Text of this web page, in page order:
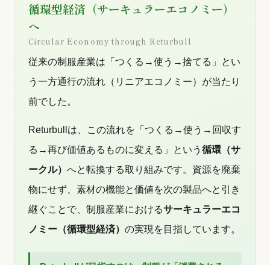
循環型経済（サーキュラーエコノミー）
へ
Circular Economy through Returbull
従来の制服産業は「つくる→使う→捨てる」とい
う一方通行の流れ（リニアエコノミー）が当たり
前でした。
Returbullは、この流れを「つくる→使う→回収す
る→再び価値あるものに変える」という 循環（サ
ークル） へと転換する取り組みです。資源を廃棄
物にせず、素材の機能と価値を次の製品へと引き
継ぐことで、制服産業におけるサーキュラーエコ
ノミー（循環型経済） の実現を目指しています。